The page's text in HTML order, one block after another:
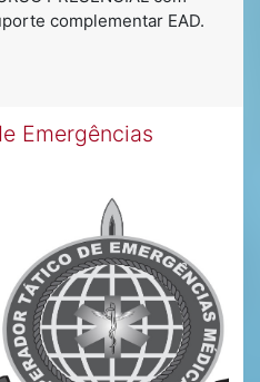
complementar EAD.
Emergências